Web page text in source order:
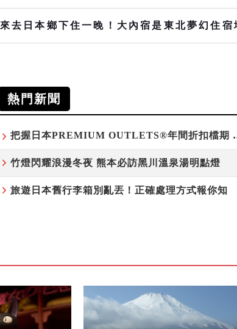
來去日本鄉下住一晚！大內宿是東北夢幻住宿
熱門新聞
把握日本
竹燈閃耀浪漫冬夜 熊本必訪黑川溫泉湯明點燈
旅遊日本舊行李箱別亂丟！正確處理方式報你知